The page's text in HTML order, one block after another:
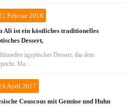
Februar 2018
Ali ist ein köstliches traditionelles
Dessert,
ägyptisches Dessert, das dem
Ma…
April 2017
Couscous mit Gemüse und Huhn